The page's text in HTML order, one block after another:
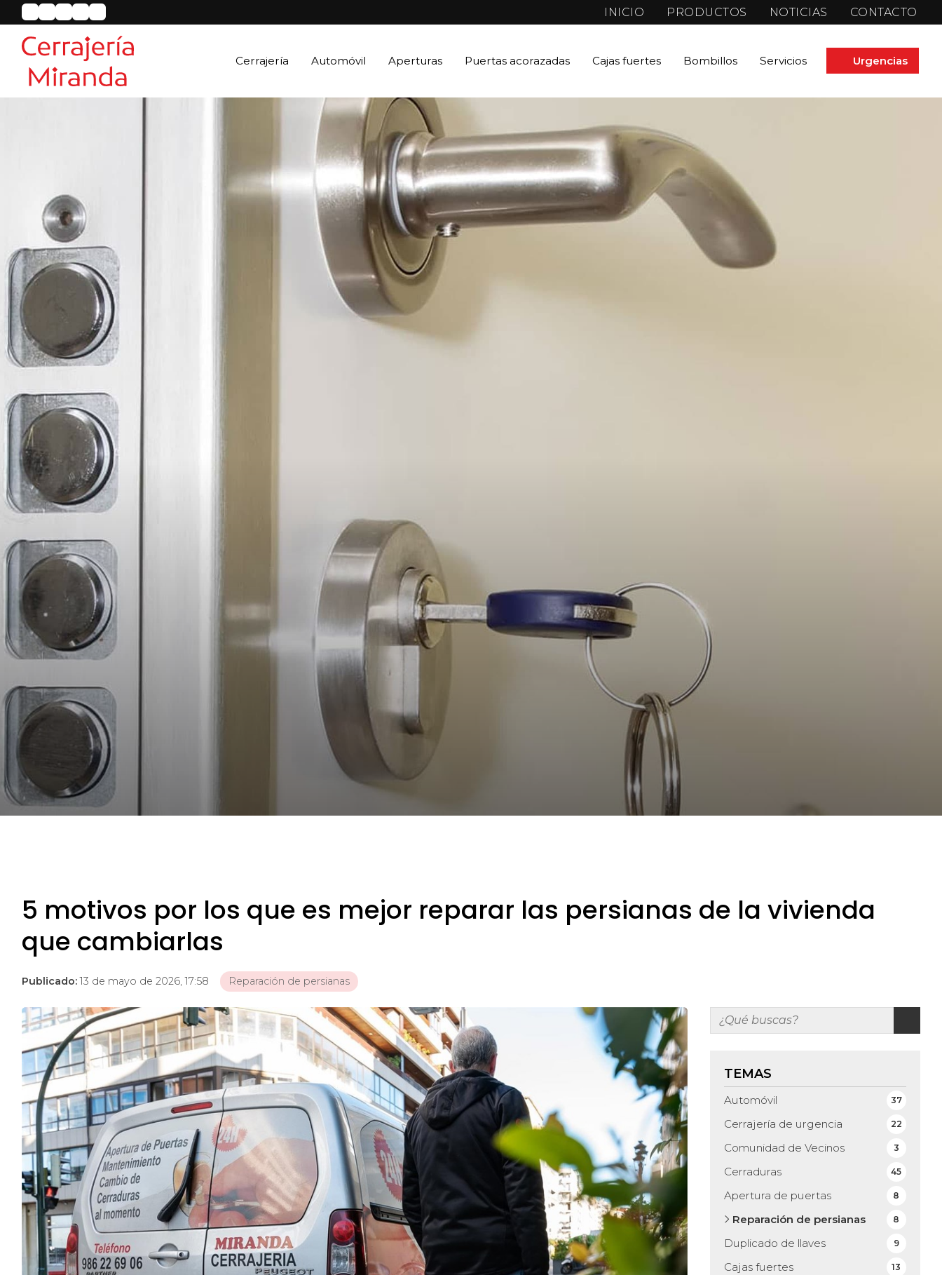
INICIO PRODUCTOS NOTICIAS CONTACTO
Cerrajería Automóvil Aperturas Puertas acorazadas Cajas fuertes Bombillos Servicios Urgencias
5 motivos por los que es mejor reparar las persianas de la vivienda
que cambiarlas
Publicado: 13 de mayo de 2026, 17:58 Reparación de persianas
TEMAS
Automóvil 37
Cerrajería de urgencia 22
Comunidad de Vecinos 3
Cerraduras 45
Apertura de puertas 8
Reparación de persianas 8
Duplicado de llaves 9
Cajas fuertes 13